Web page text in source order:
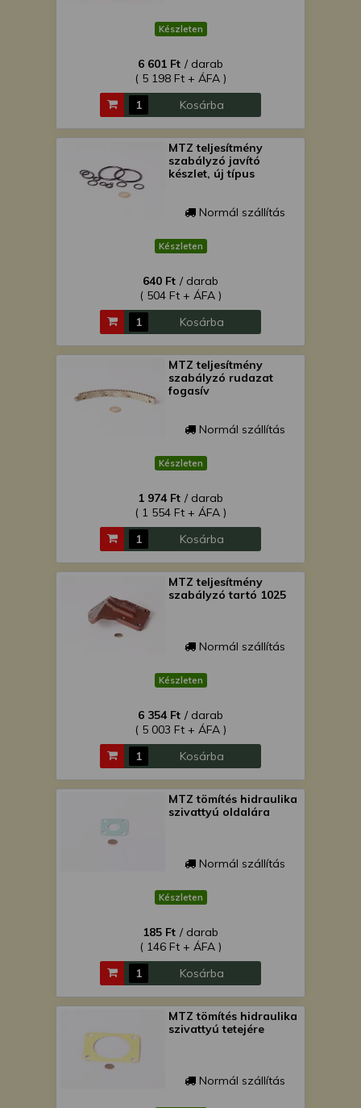
Készleten
6 601 Ft / darab
( 5 198 Ft + ÁFA )
Kosárba
MTZ teljesítmény
szabályzó javító
készlet, új típus
Normál szállítás
Készleten
640 Ft / darab
( 504 Ft + ÁFA )
Kosárba
MTZ teljesítmény
szabályzó rudazat
fogasív
Normál szállítás
Készleten
1 974 Ft / darab
( 1 554 Ft + ÁFA )
Kosárba
MTZ teljesítmény
szabályzó tartó 1025
Normál szállítás
Készleten
6 354 Ft / darab
( 5 003 Ft + ÁFA )
Kosárba
MTZ tömítés hidraulika
szivattyú oldalára
Normál szállítás
Készleten
185 Ft / darab
( 146 Ft + ÁFA )
Kosárba
MTZ tömítés hidraulika
szivattyú tetejére
Normál szállítás